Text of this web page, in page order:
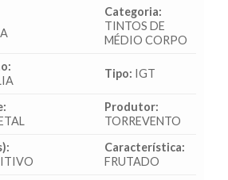
Categoria:
TINTOS DE
MÉDIO CORPO
Tipo: IGT
Produtor:
TORREVENTO
Característica:
FRUTADO